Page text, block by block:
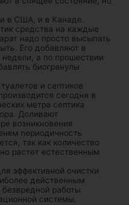
в США, и в Канаде.
средства на каждые
надо просто высыпать
Его добавляют в
а по прошествии
биогранулы
и септиков
сегодня в
метра септика
Доливают
возникновения
периодичность
так как количество
растет естественным
эффективной очистки
действенным
работы
системы.